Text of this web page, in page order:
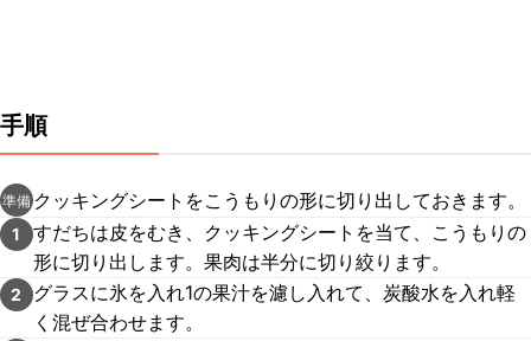
手順
準備 クッキングシートをこうもりの形に切り出しておきます。
1
すだちは皮をむき、クッキングシートを当て、こうもりの
形に切り出します。果肉は半分に切り絞ります。
2
グラスに氷を入れ1の果汁を濾し入れて、炭酸水を入れ軽
く混ぜ合わせます。